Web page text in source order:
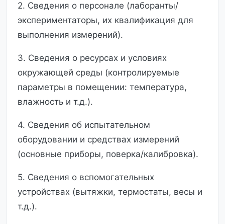
2. Сведения о персонале (лаборанты/
экспериментаторы, их квалификация для
выполнения измерений).
3. Сведения о ресурсах и условиях
окружающей среды (контролируемые
параметры в помещении: температура,
влажность и т.д.).
4. Сведения об испытательном
оборудовании и средствах измерений
(основные приборы, поверка/калибровка).
5. Сведения о вспомогательных
устройствах (вытяжки, термостаты, весы и
т.д.).